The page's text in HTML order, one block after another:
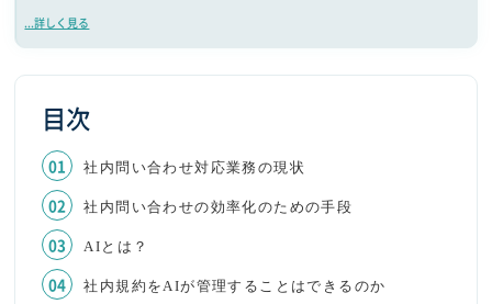
...詳しく見る
目次
社内問い合わせ対応業務の現状
社内問い合わせの効率化のための手段
AIとは？
社内規約をAIが管理することはできるのか